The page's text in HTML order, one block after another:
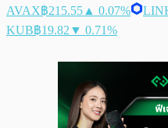
AVAX฿215.55 ▲ 0.07%
KUB฿19.82 ▼ 0.71%